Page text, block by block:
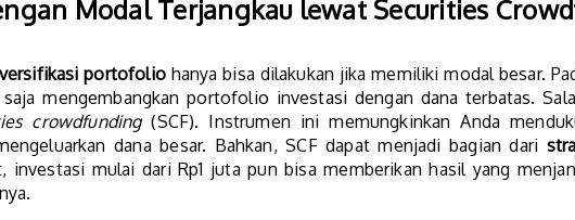
Modal Terjangkau lewat Securities
portofoliohanya bisa dilakukan jika memiliki modal besar.
mengembangkan portofolio investasi dengan dana terbatas.
crowdfunding(SCF). Instrumen ini memungkinkan Anda
dana besar. Bahkan, SCF dapat menjadi bagian dari
mulai dari Rp1 juta pun bisa memberikan hasil yang